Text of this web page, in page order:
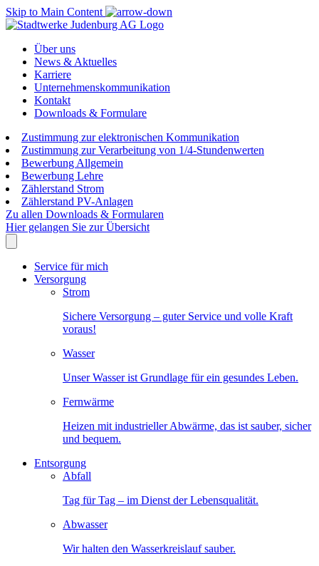
Skip to Main Content
Über uns
News & Aktuelles
Karriere
Unternehmenskommunikation
Kontakt
Downloads & Formulare
Zustimmung zur elektronischen Kommunikation
Zustimmung zur Verarbeitung von 1/4-Stundenwerten
Bewerbung Allgemein
Bewerbung Lehre
Zählerstand Strom
Zählerstand PV-Anlagen
Zu allen Downloads & Formularen
Hier gelangen Sie zur Übersicht
Service für mich
Versorgung
Strom
Sichere Versorgung – guter Service und volle Kraft
voraus!
Wasser
Unser Wasser ist Grundlage für ein gesundes Leben.
Fernwärme
Heizen mit industrieller Abwärme, das ist sauber, sicher
und bequem.
Entsorgung
Abfall
Tag für Tag – im Dienst der Lebensqualität.
Abwasser
Wir halten den Wasserkreislauf sauber.